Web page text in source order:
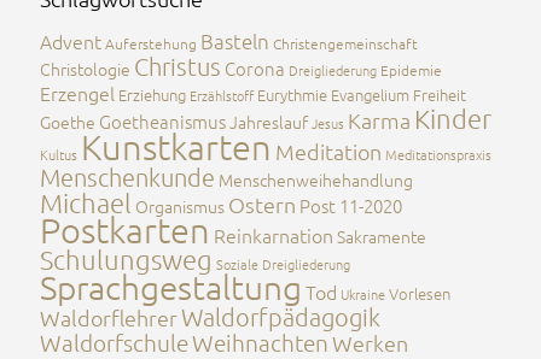
AdventAuferstehung Basteln Christengemeinschaft
Christologie Christus Corona Dreigliederung Epidemie
Erzengel Erziehung Erzählstoff Eurythmie Evangelium Freiheit
Goethe GoetheanismusJahreslaufJesus Karma Kinder
Kultus Kunstkarten Meditation Meditationspraxis
Menschenkunde Menschenweihehandlung
Michael Organismus Ostern Post 11-2020
Postkarten Reinkarnation Sakramente
Schulungsweg Soziale Dreigliederung
Sprachgestaltung Tod UkraineVorlesen
WaldorflehrerWaldorfpädagogik
WaldorfschuleWeihnachtenWerken